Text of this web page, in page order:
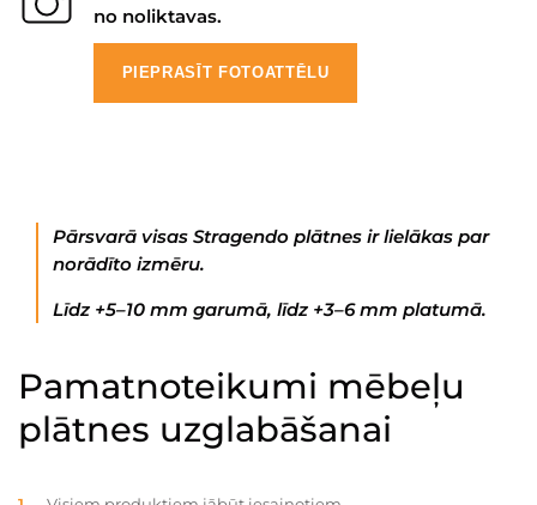
no noliktavas.
PIEPRASĪT FOTOATTĒLU
Pārsvarā visas Stragendo plātnes ir lielākas par
norādīto izmēru.
Līdz +5–10 mm garumā, līdz +3–6 mm platumā.
Pamatnoteikumi mēbeļu
plātnes uzglabāšanai